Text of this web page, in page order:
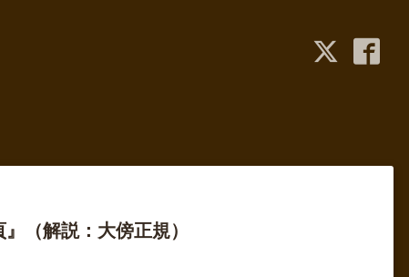
（解説：大傍正規）